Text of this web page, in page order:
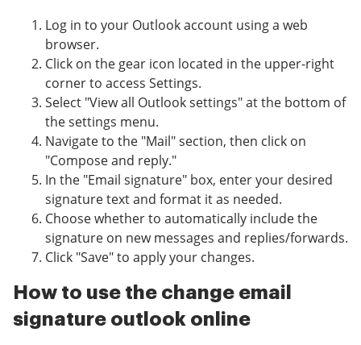
Log in to your Outlook account using a web
browser.
Click on the gear icon located in the upper-right
corner to access Settings.
Select "View all Outlook settings" at the bottom of
the settings menu.
Navigate to the "Mail" section, then click on
"Compose and reply."
In the "Email signature" box, enter your desired
signature text and format it as needed.
Choose whether to automatically include the
signature on new messages and replies/forwards.
Click "Save" to apply your changes.
How to use the change email
signature outlook online